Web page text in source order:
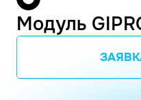
Модуль